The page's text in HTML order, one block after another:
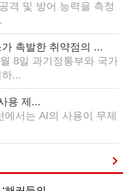
격 및 방어 능력을 측정
촉발한 취약점의 ...
8일 과기정통부와 국가
...
용 제...
서는 AI의 사용이 무제